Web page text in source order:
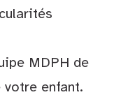
MDPH de
enfant.